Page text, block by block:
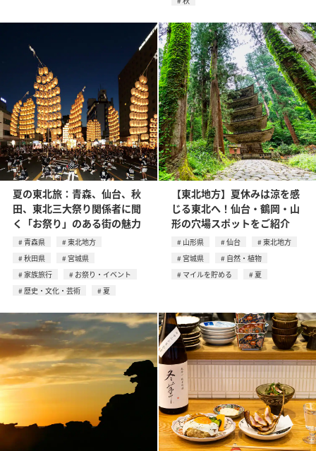
夏の東北旅：青森、仙台、秋
田、東北三大祭り関係者に聞
く「お祭り」のある街の魅力
青森県
東北地方
秋田県
宮城県
家族旅行
お祭り・イベント
歴史・文化・芸術
夏
【東北地方】夏休みは涼を感
じる東北へ！仙台・鶴岡・山
形の穴場スポットをご紹介
山形県 仙台
東北地方
宮城県
自然・植物
マイルを貯める
夏